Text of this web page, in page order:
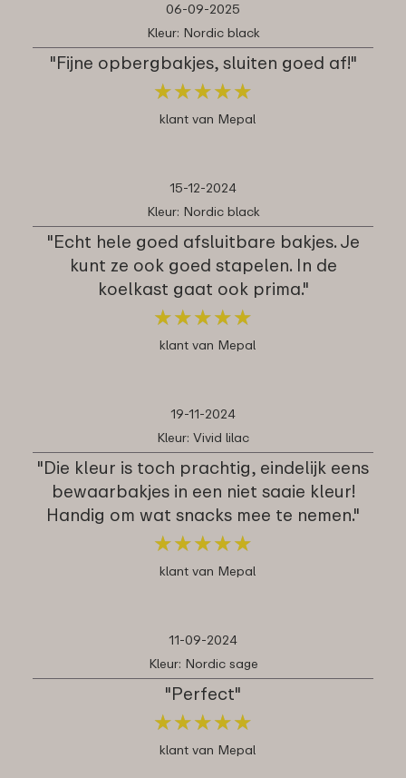
06-09-2025
Kleur: Nordic black
"Fijne opbergbakjes, sluiten goed af!"
★★★★★
★★★★★
klant van Mepal
15-12-2024
Kleur: Nordic black
"Echt hele goed afsluitbare bakjes. Je
kunt ze ook goed stapelen. In de
koelkast gaat ook prima."
★★★★★
★★★★★
klant van Mepal
19-11-2024
Kleur: Vivid lilac
"Die kleur is toch prachtig, eindelijk eens
bewaarbakjes in een niet saaie kleur!
Handig om wat snacks mee te nemen."
★★★★★
★★★★★
klant van Mepal
11-09-2024
Kleur: Nordic sage
"Perfect"
★★★★★
★★★★★
klant van Mepal